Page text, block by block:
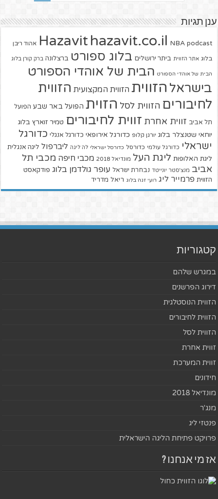
ענן תגיות
Hazavit hazavit.co.il NBA podcast אהוד ריבן
בלוג אתר הזווית ביתר ירושלים בלוג ספורט ברצלונה ברק קורן בלוג
הבית של אוהדי הספורט הבית של אוהדי הספורט
בישראל הזווית הזווית המקצועית הזווית
לחיבורים הזווית לסל הזוית הפועל באר שבע הפועל
תל אביב זווית אחרת זווית לחיבורים טמיר זוארץ בלוג
יוחאי שטנצלר בלוג יורגן קלופ כדורגל אירופאי כדורגל אנגלי כדורגל
ישראלי כדורגל עולמי כדורסל כדורסל ישראלי לה ליגה ליברפול ליגה אנגלית
ליגת האלופות ליגת העל מונדיאל 2018 מכבי חיפה מכבי תל
אביב מנצ'סטר יונייטד נבחרת ישראל עופר גולדמן בלוג פודקאסט
הזווית פרמייר ליג רועי זגה בלוג ריאל מדריד
קטגוריות
במגרש שלהם
דירוג הפרשנים
הזווית הנוסטלגית
הזווית לחיבורים
הזווית לסל
זווית אחרת
זווית המערכת
חידונים
מונדיאל 2018
מנג'ר
פנטזי ליג
פרויקט פתיחת הליגה הישראלית
אז מי אנחנו ?